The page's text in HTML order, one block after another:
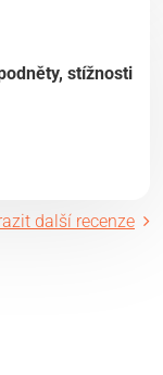
stížnosti
další recenze